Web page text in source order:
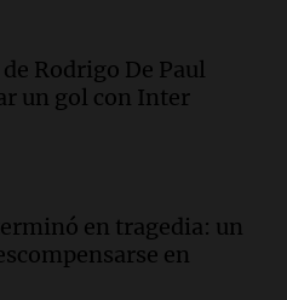
Privada: el revés
una debilidad
Gobierno
prepara para una
turistas y el
la Vincha
Rodrigo De Paul
un gol con Inter
en tragedia: un
en